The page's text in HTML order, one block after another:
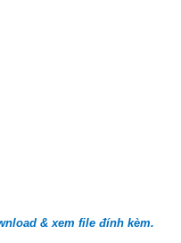
& xem file đính kèm.